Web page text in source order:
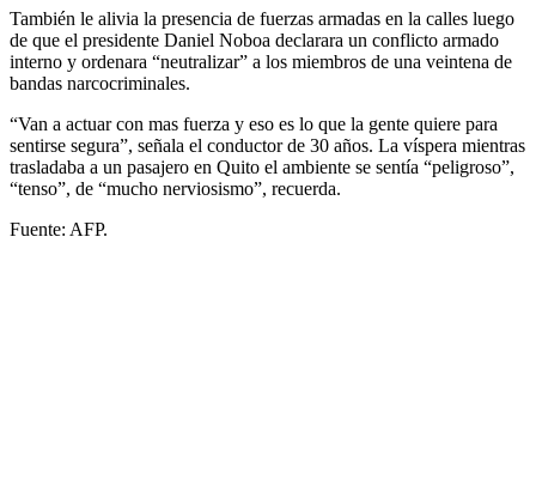
También le alivia la presencia de fuerzas armadas en la calles luego
de que el presidente Daniel Noboa declarara un conflicto armado
interno y ordenara “neutralizar” a los miembros de una veintena de
bandas narcocriminales.
“Van a actuar con mas fuerza y eso es lo que la gente quiere para
sentirse segura”, señala el conductor de 30 años. La víspera mientras
trasladaba a un pasajero en Quito el ambiente se sentía “peligroso”,
“tenso”, de “mucho nerviosismo”, recuerda.
Fuente: AFP.